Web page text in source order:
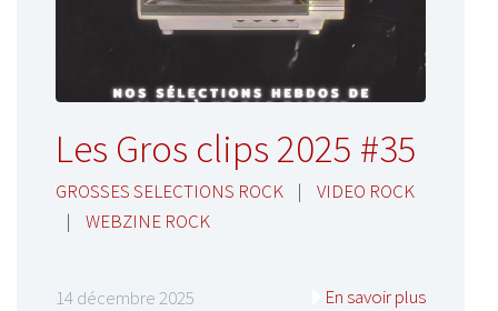
Les Gros clips 2025 #35
GROSSES SELECTIONS ROCK |
VIDEO ROCK
|
WEBZINE ROCK
14 décembre 2025 En savoir plus